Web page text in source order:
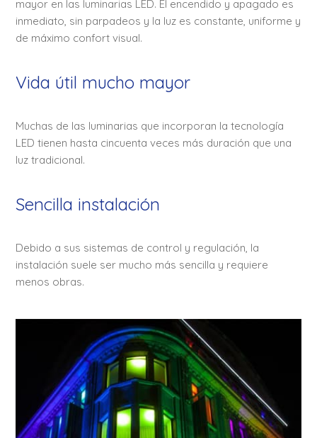
mayor en las luminarias LED. El encendido y apagado es
inmediato, sin parpadeos y la luz es constante, uniforme y
de máximo confort visual.
Vida útil mucho mayor
Muchas de las luminarias que incorporan la tecnología
LED tienen hasta cincuenta veces más duración que una
luz tradicional.
Sencilla instalación
Debido a sus sistemas de control y regulación, la
instalación suele ser mucho más sencilla y requiere
menos obras.